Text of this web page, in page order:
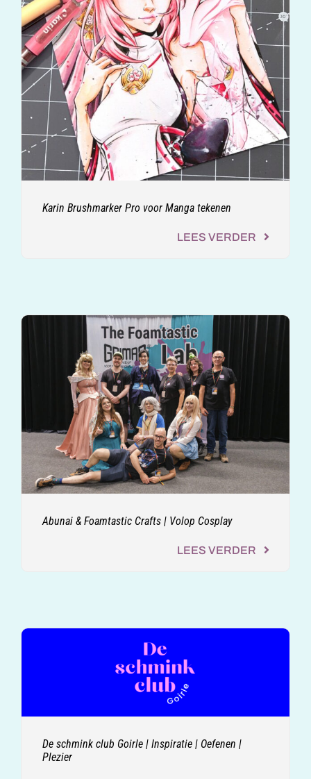
Karin Brushmarker Pro voor Manga tekenen
LEES VERDER
Abunai & Foamtastic Crafts | Volop Cosplay
LEES VERDER
De schmink club Goirle | Inspiratie | Oefenen |
Plezier